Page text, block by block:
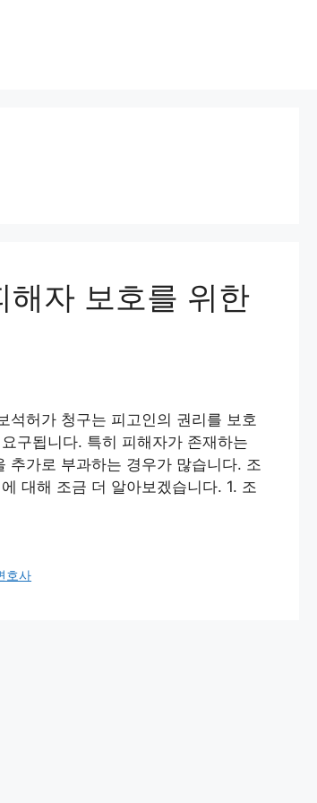
자 보호를 위한
석허가 청구는 피고인의 권리를 보호
구됩니다. 특히 피해자가 존재하는
추가로 부과하는 경우가 많습니다. 조
대해 조금 더 알아보겠습니다. 1. 조
호사